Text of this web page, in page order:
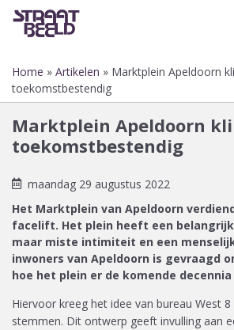
Overslaan
inhoud
gaan
Kruimelpad
Home Artikelen
Marktplein Apeldoorn
toekomstbestendig
Marktplein Apeldoorn
toekomstbestendig
maandag 29 augustus 2022
Het Marktplein van Apeldoorn
facelift. Het plein heeft een
maar miste intimiteit en een
inwoners van Apeldoorn is gevraagd
hoe het plein er de komende
Hiervoor kreeg het idee van bureau West
stemmen. Dit ontwerp geeft invulling aan